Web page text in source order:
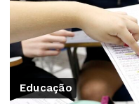
Educação